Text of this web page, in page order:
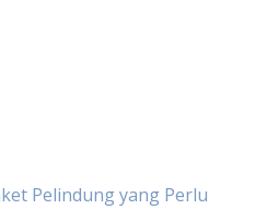
Pelindung yang Perlu